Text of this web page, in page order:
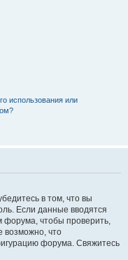
использования или
в том, что вы
Если данные вводятся
форума, чтобы проверить,
возможно, что
форума. Свяжитесь